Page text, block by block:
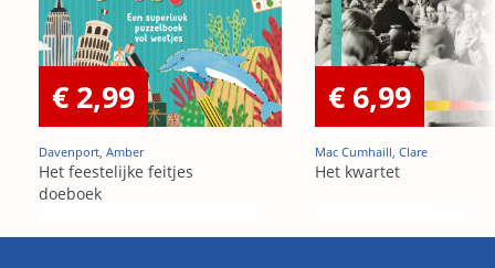
€ 2,99
Davenport, Amber
Het feestelijke feitjes
doeboek
€ 6,99
Mac Cumhaill, Clare
Het kwartet